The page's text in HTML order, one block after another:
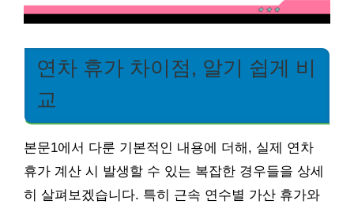
연차 휴가 차이점, 알기 쉽게 비
교
본문1에서 다룬 기본적인 내용에 더해, 실제 연차
휴가 계산 시 발생할 수 있는 복잡한 경우들을 상세
히 살펴보겠습니다. 특히 근속 연수별 가산 휴가와